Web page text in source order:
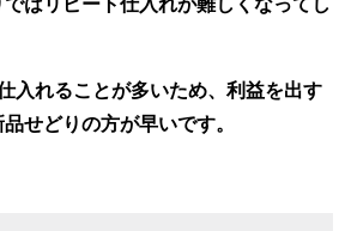
はリピート仕入れが難しくなってし
入れることが多いため、利益を出す
せどりの方が早いです。